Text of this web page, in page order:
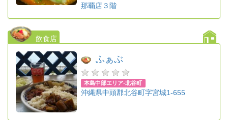
那覇店３階
飲食店
ふぁぶ
本島中部エリア-北谷町
沖縄県中頭郡北谷町字宮城1-655